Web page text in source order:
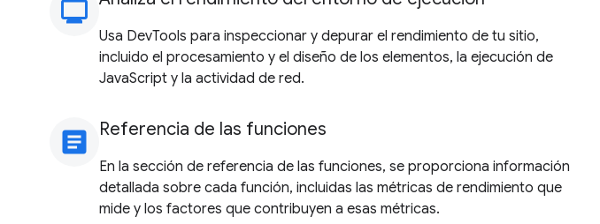
monitoring
Usa DevTools para inspeccionar y depurar el rendimiento de tu sitio,
incluido el procesamiento y el diseño de los elementos, la ejecución de
JavaScript y la actividad de red.
article Referencia de las funciones
En la sección de referencia de las funciones, se proporciona información
detallada sobre cada función, incluidas las métricas de rendimiento que
mide y los factores que contribuyen a esas métricas.